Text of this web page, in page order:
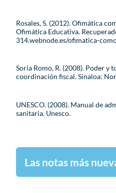
Rosales, S. (2012). Ofimática
Ofimática Educativa.
314.webnode.es/ofimatica-
Soria Romo, R. (2008). Poder y
coordinación fiscal. Sinaloa:
UNESCO. (2008). Manual de
sanitaria. Unesco.
Las notas más